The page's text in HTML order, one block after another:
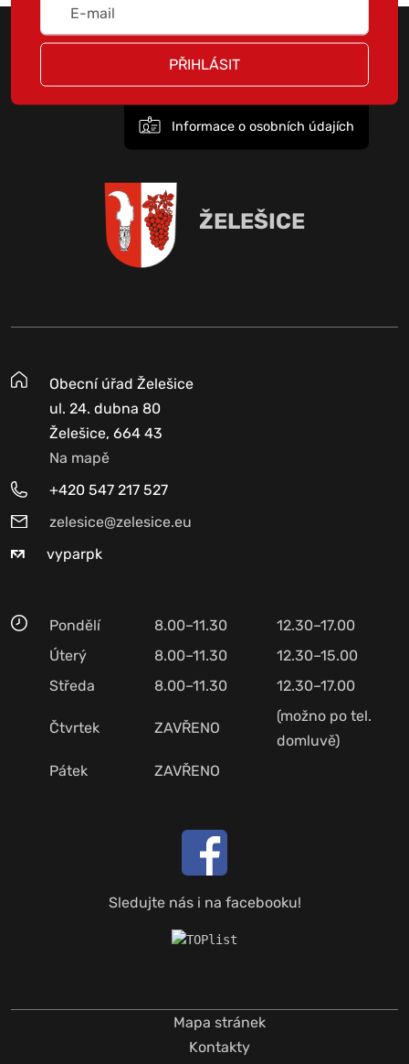
PŘIHLÁSIT
Informace o osobních údajích
ŽELEŠICE
Obecní úřad Želešice
ul. 24. dubna 80
Želešice, 664 43
Na mapě
+420 547 217 527
zelesice@zelesice.eu
vyparpk
Pondělí 8.00–11.30
12.30–17.00
Úterý
8.00–11.30
12.30–15.00
Středa
8.00–11.30 12.30–17.00
Čtvrtek ZAVŘENO
(možno po tel.
domluvě)
Pátek
ZAVŘENO
Sledujte nás i na facebooku!
Mapa stránek
Kontakty